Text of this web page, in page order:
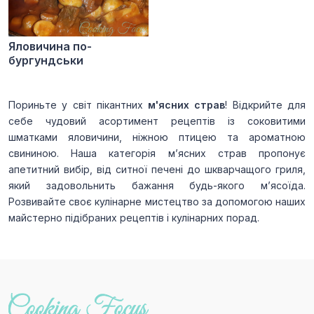
Яловичина по-
бургундськи
Пориньте у світ пікантних м'ясних страв! Відкрийте для
себе чудовий асортимент рецептів із соковитими
шматками яловичини, ніжною птицею та ароматною
свининою. Наша категорія м’ясних страв пропонує
апетитний вибір, від ситної печені до шкварчащого гриля,
який задовольнить бажання будь-якого м’ясоїда.
Розвивайте своє кулінарне мистецтво за допомогою наших
майстерно підібраних рецептів і кулінарних порад.